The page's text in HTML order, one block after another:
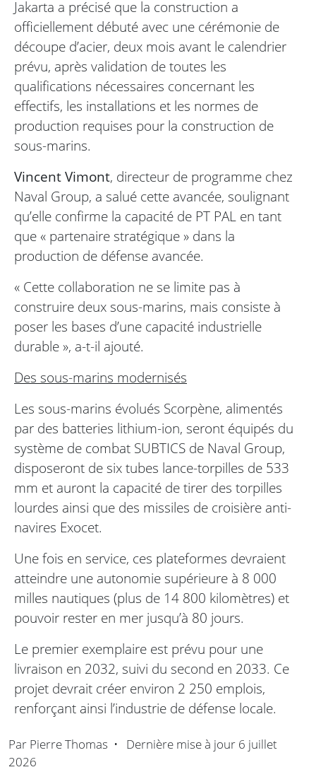
Jakarta a précisé que la construction a
officiellement débuté avec une cérémonie de
découpe d’acier, deux mois avant le calendrier
prévu, après validation de toutes les
qualifications nécessaires concernant les
effectifs, les installations et les normes de
production requises pour la construction de
sous-marins.
Vincent Vimont, directeur de programme chez
Naval Group, a salué cette avancée, soulignant
qu’elle confirme la capacité de PT PAL en tant
que « partenaire stratégique » dans la
production de défense avancée.
« Cette collaboration ne se limite pas à
construire deux sous-marins, mais consiste à
poser les bases d’une capacité industrielle
durable », a-t-il ajouté.
Des sous-marins modernisés
Les sous-marins évolués Scorpène, alimentés
par des batteries lithium-ion, seront équipés du
système de combat SUBTICS de Naval Group,
disposeront de six tubes lance-torpilles de 533
mm et auront la capacité de tirer des torpilles
lourdes ainsi que des missiles de croisière anti-
navires Exocet.
Une fois en service, ces plateformes devraient
atteindre une autonomie supérieure à 8 000
milles nautiques (plus de 14 800 kilomètres) et
pouvoir rester en mer jusqu’à 80 jours.
Le premier exemplaire est prévu pour une
livraison en 2032, suivi du second en 2033. Ce
projet devrait créer environ 2 250 emplois,
renforçant ainsi l’industrie de défense locale.
Par Pierre Thomas • Dernière mise à jour 6 juillet
2026